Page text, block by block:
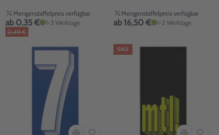
Mengenstaffelpreis verfügbar
ab 0,35 €
1-3 Werktage
0,49 €
Mengenstaffelpreis verfügbar
ab 16,50 € 1-2 Werktage
SALE